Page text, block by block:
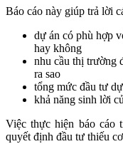
Báo cáo này giúp trả lời
dự án có phù hợp
hay không
nhu cầu thị trường
ra sao
tổng mức đầu tư
khả năng sinh lời
Việc thực hiện báo cáo
quyết định đầu tư thiếu